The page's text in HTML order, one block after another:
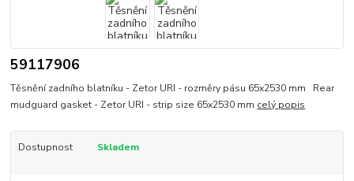
59117906
Těsnění zadního blatníku - Zetor URI - rozměry pásu 65x2530 mm Rear
mudguard gasket - Zetor URI - strip size 65x2530 mm celý popis
Dostupnost Skladem